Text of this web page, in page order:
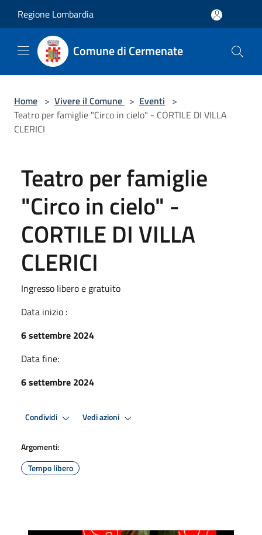
Regione Lombardia
Comune di Cermenate
Home > Vivere il Comune > Eventi >
Teatro per famiglie "Circo in cielo" - CORTILE DI VILLA
CLERICI
Teatro per famiglie
"Circo in cielo" -
CORTILE DI VILLA
CLERICI
Ingresso libero e gratuito
Data inizio :
6 settembre 2024
Data fine:
6 settembre 2024
Condividi Vedi azioni
Argomenti:
Tempo libero